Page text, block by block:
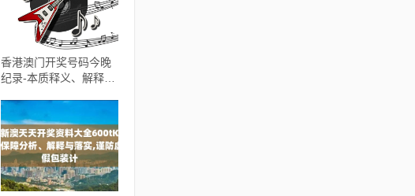
香港澳门开奖号码今晚
纪录-本质释义、解释与
境